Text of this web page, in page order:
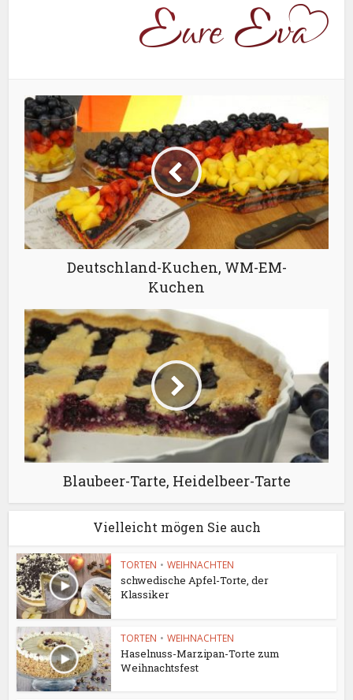
Deutschland-Kuchen, WM-EM-
Kuchen
Blaubeer-Tarte, Heidelbeer-Tarte
Vielleicht mögen Sie auch
TORTEN • WEIHNACHTEN
schwedische Apfel-Torte, der
Klassiker
TORTEN • WEIHNACHTEN
Haselnuss-Marzipan-Torte zum
Weihnachtsfest